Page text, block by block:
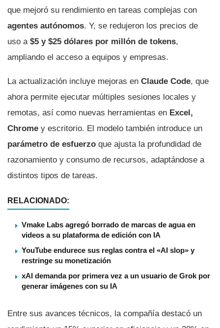
que mejoró su rendimiento en tareas complejas con
agentes autónomos. Y, se redujeron los precios de
uso a $5 y $25 dólares por millón de tokens,
ampliando el acceso a equipos y empresas.
La actualización incluye mejoras en Claude Code, que
ahora permite ejecutar múltiples sesiones locales y
remotas, así como nuevas herramientas en Excel,
Chrome y escritorio. El modelo también introduce un
parámetro de esfuerzo que ajusta la profundidad de
razonamiento y consumo de recursos, adaptándose a
distintos tipos de tareas.
RELACIONADO:
Vmake Labs agregó borrado de marcas de agua en
videos a su plataforma de edición con IA
YouTube endurece sus reglas contra el «AI slop» y
restringe su monetización
xAI demanda por primera vez a un usuario de Grok por
generar imágenes con su IA
Entre sus avances técnicos, la compañía destacó un